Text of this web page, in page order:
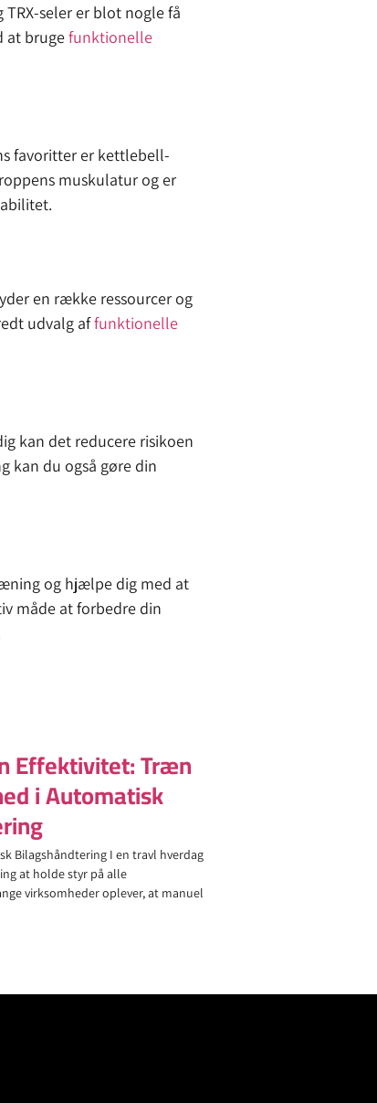
seler er blot nogle få
at brugefunktionelle
favoritter er kettlebell-
muskulatur og er
en række ressourcer og
udvalg affunktionelle
kan det reducere risikoen
kan du også gøre din
og hjælpe dig med at
måde at forbedre din
Effektivitet: Træn
i Automatisk
Bilagshåndtering I en travl hverdag
at holde styr på alle
virksomheder oplever, at manuel